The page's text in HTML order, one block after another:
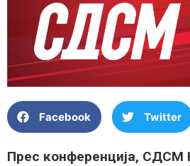
Facebook Twitter
Прес конференција, СДСМ